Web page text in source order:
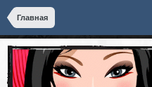
Главная